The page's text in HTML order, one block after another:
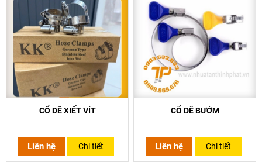
CỔ DÊ XIẾT VÍT
Liên hệ Chi tiết
CỔ DÊ BƯỚM
Liên hệ Chi tiết